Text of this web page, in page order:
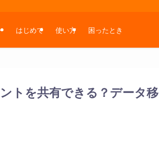
はじめて 使い方 困ったとき
トを共有できる？データ移